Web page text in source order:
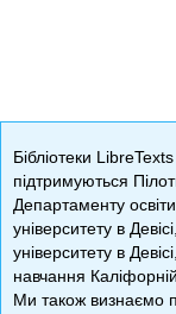
Бібліотеки
підтримуються
Департаменту
університету в
університету в
навчання
Ми також визнаємо